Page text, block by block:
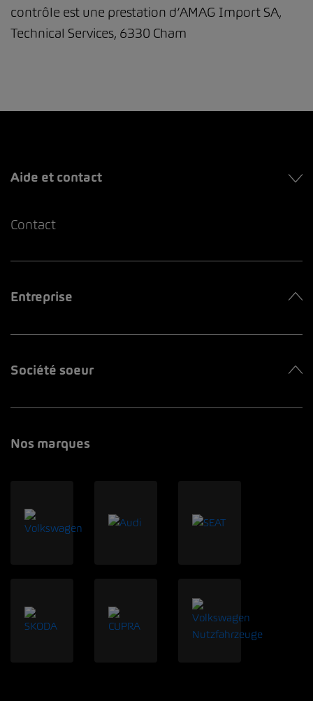
contrôle est une prestation d’AMAG Import SA,
Technical Services, 6330 Cham
Aide et contact
Contact
Entreprise
Société soeur
Nos marques